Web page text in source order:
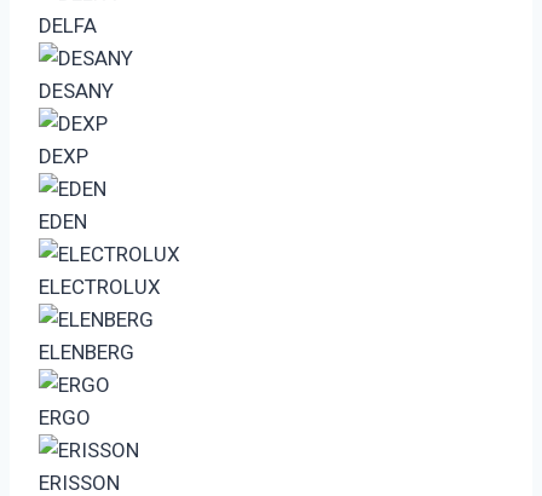
DELFA
DESANY
DEXP
EDEN
ELECTROLUX
ELENBERG
ERGO
ERISSON